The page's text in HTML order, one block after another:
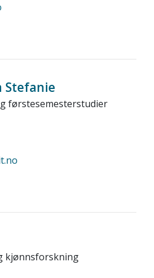
Stefanie
førstesemesterstudier
kjønnsforskning